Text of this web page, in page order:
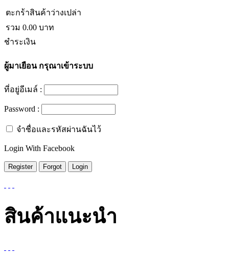
ตะกร้าสินค้าว่างเปล่า
รวม 0.00 บาท
ชำระเงิน
ผู้มาเยือนกรุณาเข้าระบบ
ที่อยู่อีเมล์ :
Password :
จำชื่อและรหัสผ่านฉันไว้
Login With Facebook
สินค้าแนะนำ